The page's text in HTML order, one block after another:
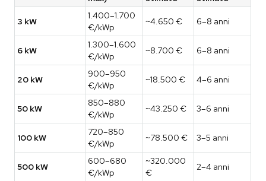
3 kW
1.400–1.700
€/kWp
~4.650 € 6–8 anni
6 kW
1.300–1.600
€/kWp
~8.700 € 6–8 anni
20 kW
900–950
€/kWp
~18.500 € 4–6 anni
50 kW
850–880
€/kWp
~43.250 € 3–6 anni
100 kW
720–850
€/kWp
~78.500 € 3–5 anni
500 kW
600–680
€/kWp
~320.000
€
2–4 anni